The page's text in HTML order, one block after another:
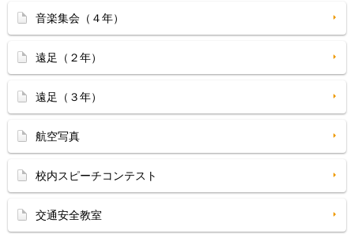
音楽集会（４年）
遠足（２年）
遠足（３年）
航空写真
校内スピーチコンテスト
交通安全教室